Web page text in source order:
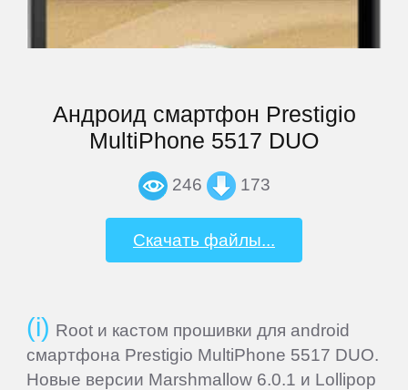
Андроид смартфон Prestigio
MultiPhone 5517 DUO
246 173
Скачать файлы...
Root и кастом прошивки для android
смартфона Prestigio MultiPhone 5517 DUO.
Новые версии Marshmallow 6.0.1 и Lollipop
RitzViva